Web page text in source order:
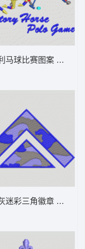
马球比赛图案 男装
迷彩三角徽章 男装